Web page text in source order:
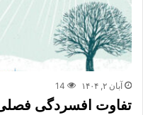
آبان ۲, ۱۴۰۴ 14
تفاوت افسردگی فصلی